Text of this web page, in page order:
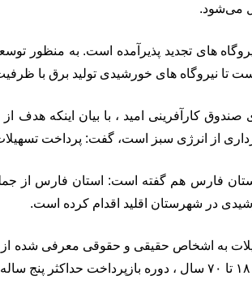
می‌شود.
های تجدید پذیرآمده است. به منظور
تولید برق با ظرفیت ۱۰۰ الی ۱۰۰۰ کیلووات احداث و یا توسعه
صندوق کارآفرینی امید ، با بیان اینکه هدف
پرداخت تسهیلات به مبلغ ۸۰۰ میلیارد ریال را برای این مهم بررسی می شود تا
استان فارس هم گفته است: استان فارس از
به اشخاص حقیقی و حقوقی معرفی شده